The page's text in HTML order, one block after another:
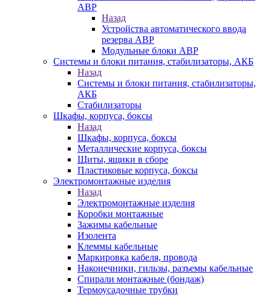
АВР
Назад
Устройства автоматического ввода
резерва АВР
Модульные блоки АВР
Системы и блоки питания, стабилизаторы, АКБ
Назад
Системы и блоки питания, стабилизаторы,
АКБ
Стабилизаторы
Шкафы, корпуса, боксы
Назад
Шкафы, корпуса, боксы
Металлические корпуса, боксы
Щиты, ящики в сборе
Пластиковые корпуса, боксы
Электромонтажные изделия
Назад
Электромонтажные изделия
Коробки монтажные
Зажимы кабельные
Изолента
Клеммы кабельные
Маркировка кабеля, провода
Наконечники, гильзы, разъемы кабельные
Спирали монтажные (бондаж)
Термоусадочные трубки